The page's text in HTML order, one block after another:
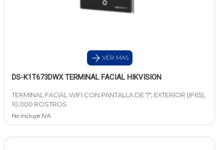
VER MAS
DS-K1T673DWX TERMINAL FACIAL HIKVISION
TERMINAL FACIAL WIFI CON PANTALLA DE 7", EXTERIOR (IP65),
10,000 ROSTROS
No incluye IVA